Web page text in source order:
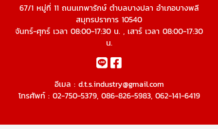
67/1 หมู่ที่ 11 ถนนเทพารักษ์ ตำบลบางปลา อำเภอบางพลี
สมุทรปราการ 10540
จันทร์-ศุกร์ เวลา 08:00-17:30 น. , เสาร์ เวลา 08:00-17:30
น.
อีเมล : d.t.s.industry@gmail.com
โทรศัพท์ : 02-750-5379, 086-826-5983, 062-141-6419